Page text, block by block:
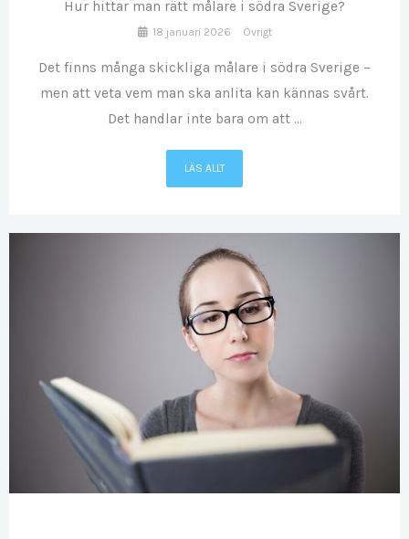
Hur hittar man rätt målare i södra Sverige?
18 januari 2026 Övrigt
Det finns många skickliga målare i södra Sverige –
men att veta vem man ska anlita kan kännas svårt.
Det handlar inte bara om att ...
LÄS ALLT